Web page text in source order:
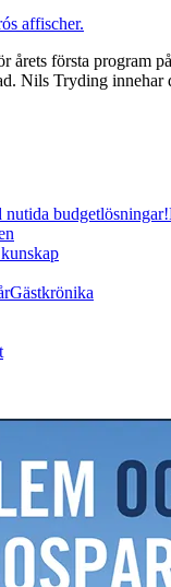
årets första
Nils Tryding
nutida budgetlösningar!
Gästkrönika